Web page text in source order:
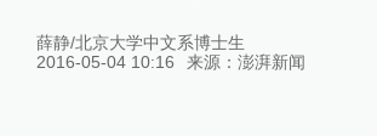
薛静/北京大学中文系博士生
2016-05-04 10:16
来源： 澎湃新闻